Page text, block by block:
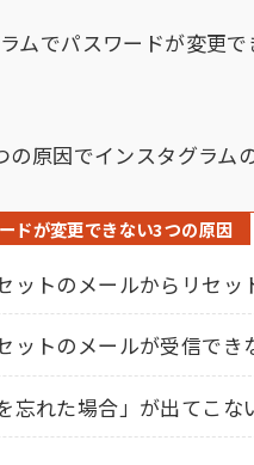
ムでパスワードが変更
原因でインスタグラム
ドが変更できない3つの原因
ットのメールからリセッ
ットのメールが受信でき
忘れた場合」が出てこな